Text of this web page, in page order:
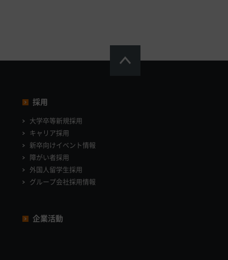
採用
大学卒等新規採用
キャリア採用
新卒向けイベント情報
障がい者採用
外国人留学生採用
グループ会社採用情報
企業活動